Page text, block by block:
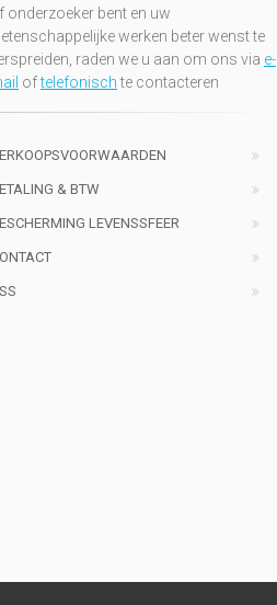
onderzoeker bent en uw
werken beter wenst te
raden we u aan om ons via e-
oftelefonischte contacteren
& BTW
LEVENSSFEER